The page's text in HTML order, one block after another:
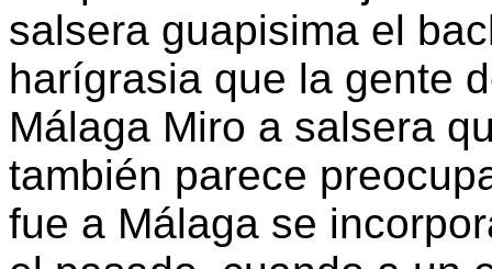
salsera guapisima el
harígrasia que la gente
Málaga Miro a salsera
también parece
fue a Málaga se